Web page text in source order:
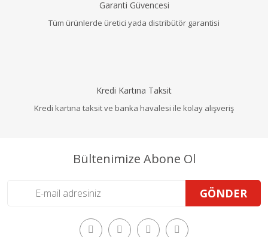
Garanti Güvencesi
Tüm ürünlerde üretici yada distribütör garantisi
Kredi Kartına Taksit
Kredi kartına taksit ve banka havalesi ile kolay alışveriş
Bültenimize Abone Ol
GÖNDER